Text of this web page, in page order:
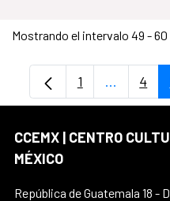
Mostrando el intervalo 49 - 60
Página
1 ...Páginas
4
CCEMX | CENTRO
MÉXICO
República de Guatemala 18 -